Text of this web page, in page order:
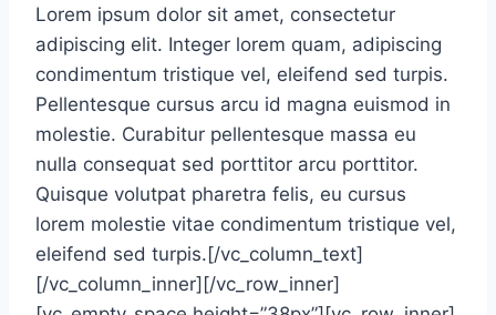
Lorem ipsum dolor sit amet, consectetur
adipiscing elit. Integer lorem quam, adipiscing
condimentum tristique vel, eleifend sed turpis.
Pellentesque cursus arcu id magna euismod in
molestie. Curabitur pellentesque massa eu
nulla consequat sed porttitor arcu porttitor.
Quisque volutpat pharetra felis, eu cursus
lorem molestie vitae condimentum tristique vel,
eleifend sed turpis.[/vc_column_text]
[/vc_column_inner][/vc_row_inner]